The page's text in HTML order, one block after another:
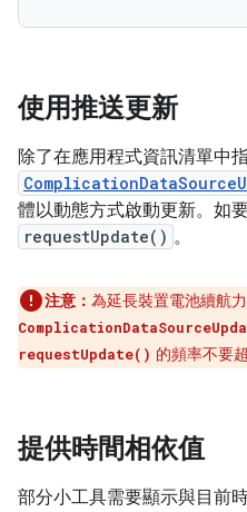
使用推送更新
除了在應用程式資訊清單中
體以動態方式啟動更新。如
requestUpdate() 。
注意： 為延長裝置電池續航
requestUpdate() 的頻率不要
提供時間相依值
部分小工具需要顯示與目前